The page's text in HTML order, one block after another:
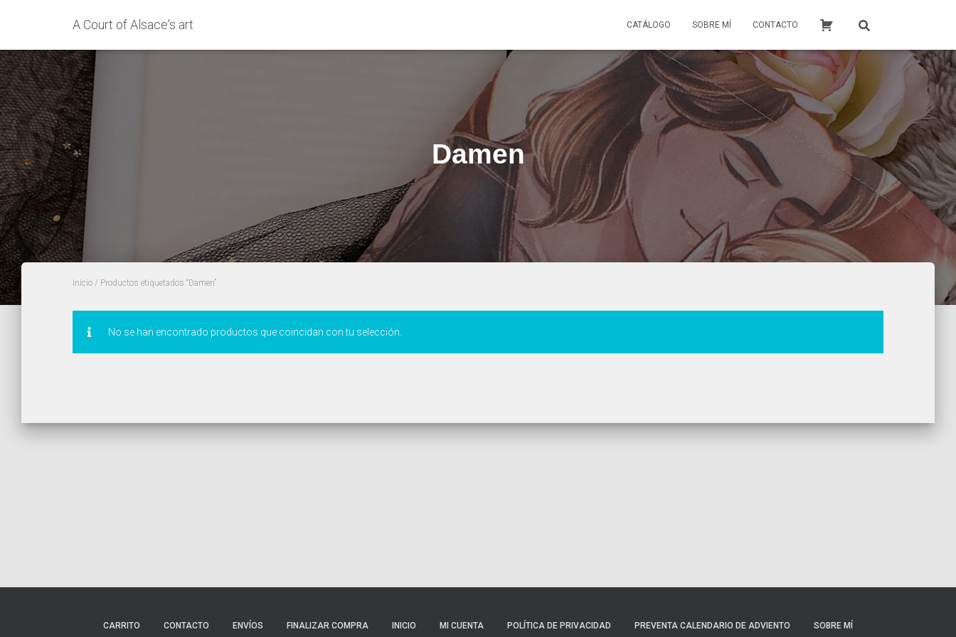
A Court of Alsace's art CATÁLOGO SOBRE MÍ CONTACTO
Damen
Inicio / Productos etiquetados “Damen”
No se han encontrado productos que coincidan con tu selección.
CARRITO CONTACTO ENVÍOS FINALIZAR COMPRA INICIO MI CUENTA POLÍTICA DE PRIVACIDAD PREVENTA CALENDARIO DE ADVIENTO SOBRE MÍ